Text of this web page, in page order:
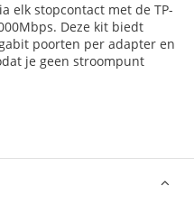
elk stopcontact met de TP-
Deze kit biedt
poorten per adapter en
je geen stroompunt